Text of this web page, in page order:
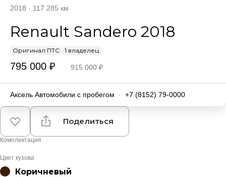
2018 · 117 285 км
Renault Sandero 2018
Оригинал ПТС 1 владелец
795 000 ₽ 915 000 ₽
Аксель Автомобили с пробегом · +7 (8152) 79-0000
Поделиться
Комплектация
Цвет кузова
Коричневый